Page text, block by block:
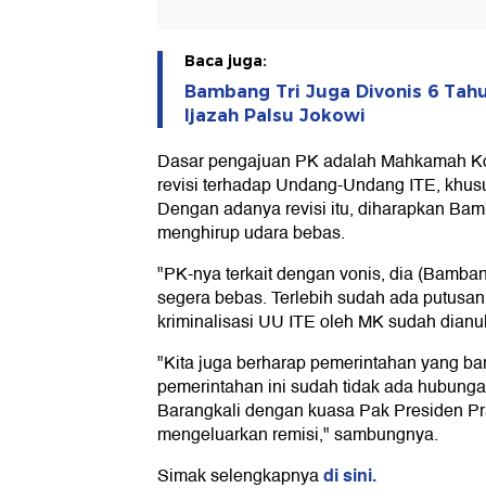
Baca juga:
Bambang Tri Juga Divonis 6
Ijazah Palsu Jokowi
Dasar pengajuan PK adalah Mahkamah
revisi terhadap Undang-Undang ITE,
Dengan adanya revisi itu, diharapkan
menghirup udara bebas.
"PK-nya terkait dengan vonis, dia
segera bebas. Terlebih sudah ada
kriminalisasi UU ITE oleh MK sudah
"Kita juga berharap pemerintahan yang
pemerintahan ini sudah tidak ada
Barangkali dengan kuasa Pak Presiden
mengeluarkan remisi," sambungnya.
Simak selengkapnyadi sini.